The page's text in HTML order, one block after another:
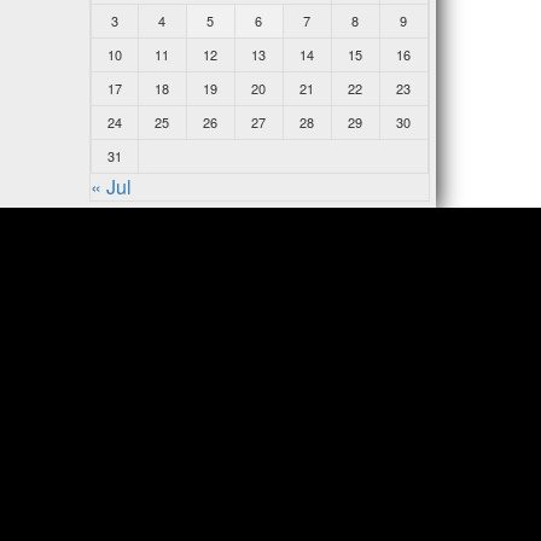
3
4 5 6 7 8
9
10
11 12 13 14 15
16
17
18 19 20 21 22
23
24
25 26 27 28 29
30
31
« Jul